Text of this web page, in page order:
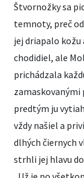
Štvornožky sa
temnoty, preč
jej driapalo kožu
chodidiel, ale
prichádzala
zamaskovanými
predtým ju
vždy našiel a
dlhých čiernych
strhli jej hlavu